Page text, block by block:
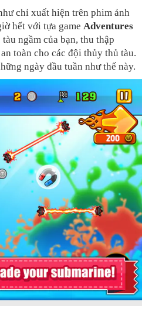
chỉ xuất hiện trên phim ảnh
hết với tựa game Adventures
ngầm của bạn, thu thập
toàn cho các đội thủy thủ tàu.
ngày đầu tuần như thế này.